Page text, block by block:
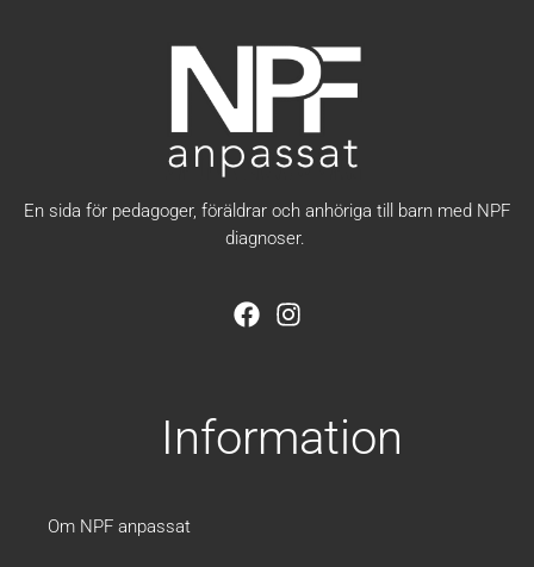
En sida för pedagoger, föräldrar och anhöriga till barn med NPF
diagnoser.
F
o
I
g
Information
Om NPF anpassat